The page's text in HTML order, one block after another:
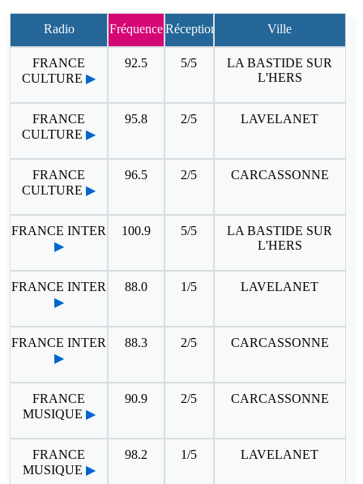
Radio FréquenceRéception Ville
FRANCE
CULTURE ▶
92.5 5/5
LA BASTIDE SUR
L'HERS
FRANCE
CULTURE ▶
95.8 2/5 LAVELANET
FRANCE
CULTURE ▶
96.5 2/5 CARCASSONNE
FRANCE INTER
▶
100.9 5/5
LA BASTIDE SUR
L'HERS
FRANCE INTER
▶
88.0 1/5 LAVELANET
FRANCE INTER
▶
88.3 2/5 CARCASSONNE
FRANCE
MUSIQUE ▶
90.9 2/5 CARCASSONNE
FRANCE
MUSIQUE ▶
98.2 1/5 LAVELANET